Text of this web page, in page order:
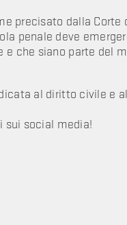
precisato dalla Corte
penale deve
che siano parte del
al diritto civile e
sui social media!